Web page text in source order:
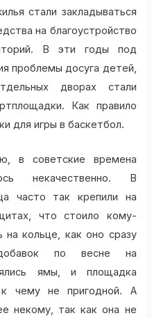
стали закладываться
на благоустройство
В эти годы под
проблемы досуга детей,
дворах стали
Как правило
для игры в баскетбол.
в советские времена
некачественно. В
часто так крепили на
что стоило кому-
на кольце, как оно сразу
по весне на
ямы, и площадка
к чему не пригодной. А
некому, так как она не